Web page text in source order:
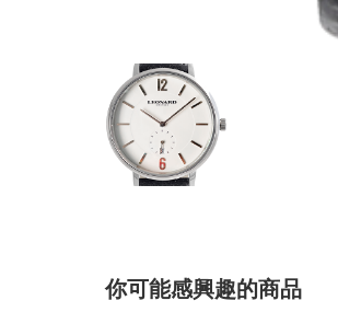
你可能感興趣的商品